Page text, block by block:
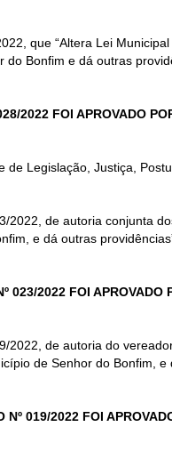
que “Altera Lei
Bonfim e dá outras
2022 FOI APROVADO
de Legislação, Justiça,
2022, de autoria conjunta
e dá outras
023/2022 FOI APROVADO
2022, de autoria do
de Senhor do Bonfim, e
019/2022 FOI